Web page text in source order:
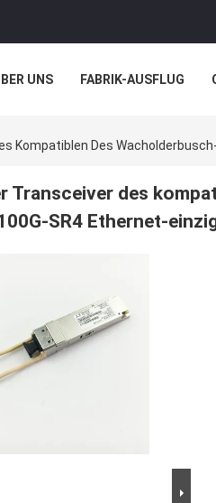
UNS FABRIK-AUSFLUG
Kompatiblen Des
Transceiver des
SR4 Ethernet-